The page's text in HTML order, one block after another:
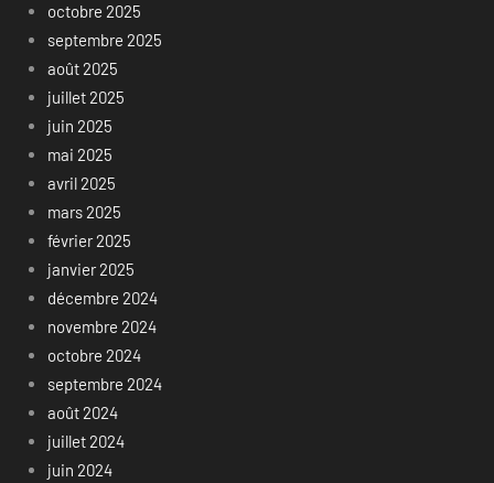
octobre 2025
septembre 2025
août 2025
juillet 2025
juin 2025
mai 2025
avril 2025
mars 2025
février 2025
janvier 2025
décembre 2024
novembre 2024
octobre 2024
septembre 2024
août 2024
juillet 2024
juin 2024